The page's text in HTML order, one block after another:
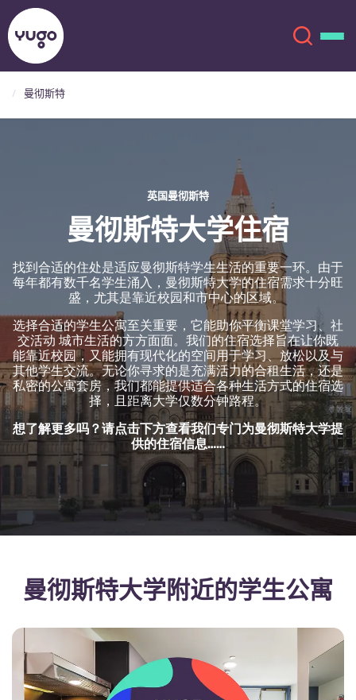
账户 语言
English (GB)
English (US)
Chinese
Español
Deutsch
Italian
French
选择一个国家
选择一个城市
选择一间公寓
登录
立即预订
Español
Deutsch
Italian French
Portuguese
曼彻斯特
英国曼彻斯特
曼彻斯特大学住宿
找到合适的住处是适应曼彻斯特学生生活的重要一环。由于
每年都有数千名学生涌入，曼彻斯特大学的住宿需求十分旺
盛，尤其是靠近校园和市中心的区域。
选择合适的学生公寓至关重要，它能助你平衡课堂学习、社
交活动 城市生活的方方面面。我们的住宿选择旨在让你既
能靠近校园，又能拥有现代化的空间用于学习、放松以及与
其他学生交流。无论你寻求的是充满活力的合租生活，还是
私密的公寓套房，我们都能提供适合各种生活方式的住宿选
择，且距离大学仅数分钟路程。
想了解更多吗？请点击下方查看我们专门为曼彻斯特大学提
供的住宿信息……
曼彻斯特大学附近的学生公寓